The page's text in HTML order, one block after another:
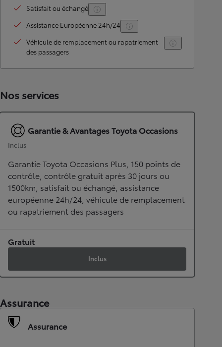
Satisfait ou échangé
Assistance Européenne 24h/24
Véhicule de remplacement ou rapatriement
des passagers
Nos services
Garantie & Avantages Toyota Occasions
Inclus
Garantie Toyota Occasions Plus, 150 points de
contrôle, contrôle gratuit après 30 jours ou
1500km, satisfait ou échangé, assistance
européenne 24h/24, véhicule de remplacement
ou rapatriement des passagers
Gratuit
Inclus
Assurance
Assurance